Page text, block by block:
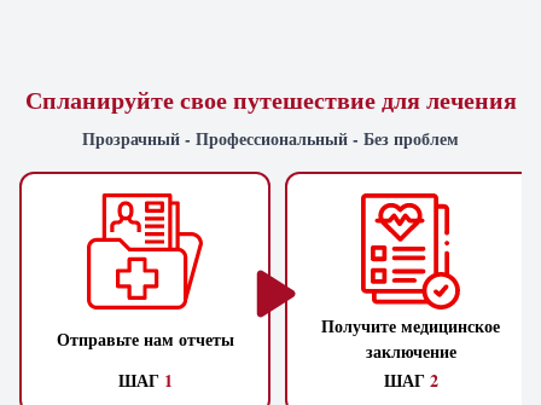
Спланируйте свое путешествие для лечения
Прозрачный - Профессиональный - Без проблем
Отправьте нам отчеты
ШАГ 1
Получите медицинское
заключение
ШАГ2